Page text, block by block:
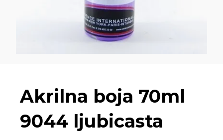
Akrilna boja 70ml
9044 ljubicasta